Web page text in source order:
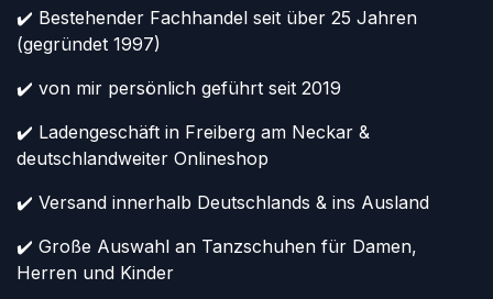
✔️ Bestehender Fachhandel seit über 25 Jahren
(gegründet 1997)
✔️ von mir persönlich geführt seit 2019
✔️ Ladengeschäft in Freiberg am Neckar &
deutschlandweiter Onlineshop
✔️ Versand innerhalb Deutschlands & ins Ausland
✔️ Große Auswahl an Tanzschuhen für Damen,
Herren und Kinder